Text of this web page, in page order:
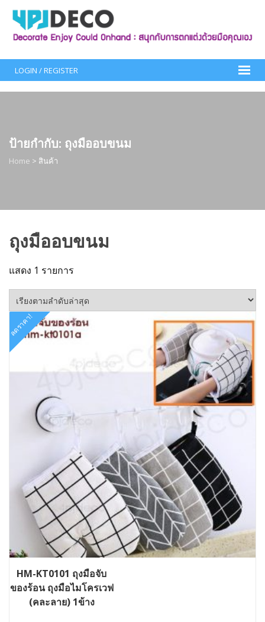
content
LOGIN / REGISTER
ป้ายกำกับ: ถุงมืออบขนม
Home > สินค้า
ถุงมืออบขนม
แสดง 1 รายการ
ลดราคา!
HM-KT0101 ถุงมือจับ
ของร้อน ถุงมือไมโครเวฟ
(คละลาย) 1ข้าง